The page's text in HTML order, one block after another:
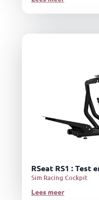
RSeat RS1 : Test
Sim Racing Cockpit
Lees meer